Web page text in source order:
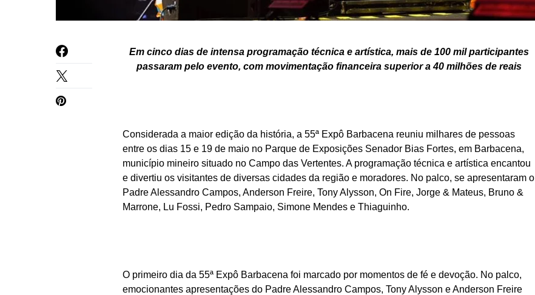
Em cinco dias de intensa programação técnica e artística, mais de 100 mil participantes
passaram pelo evento, com movimentação financeira superior a 40 milhões de reais
Considerada a maior edição da história, a 55ª Expô Barbacena reuniu milhares de pessoas
entre os dias 15 e 19 de maio no Parque de Exposições Senador Bias Fortes, em Barbacena,
município mineiro situado no Campo das Vertentes. A programação técnica e artística encantou
e divertiu os visitantes de diversas cidades da região e moradores. No palco, se apresentaram o
Padre Alessandro Campos, Anderson Freire, Tony Alysson, On Fire, Jorge & Mateus, Bruno &
Marrone, Lu Fossi, Pedro Sampaio, Simone Mendes e Thiaguinho.
O primeiro dia da 55ª Expô Barbacena foi marcado por momentos de fé e devoção. No palco,
emocionantes apresentações do Padre Alessandro Campos, Tony Alysson e Anderson Freire